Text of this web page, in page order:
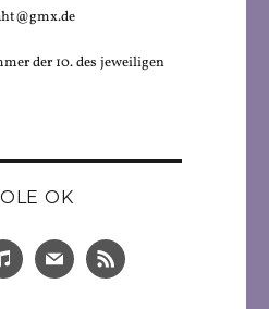
der 10. des jeweiligen
OK